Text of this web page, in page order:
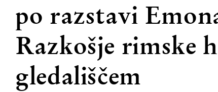
po razstavi
Razkošje rimske
gledališčem